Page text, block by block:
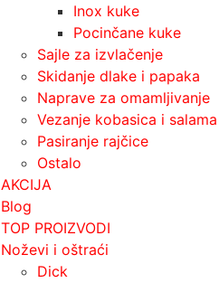
Inox kuke
Pocinčane kuke
Sajle za izvlačenje
Skidanje dlake i papaka
Naprave za omamljivanje
Vezanje kobasica i salama
Pasiranje rajčice
Ostalo
AKCIJA
Blog
TOP PROIZVODI
Noževi i oštraći
Dick